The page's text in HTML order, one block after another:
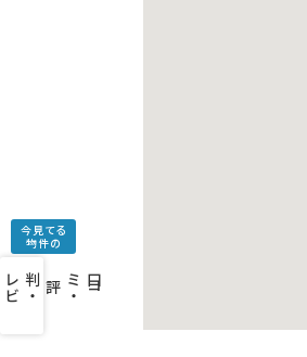
今見てる
物件の
口
コ
ミ
・
評 判
・
レ
ビ
ュ
ー
を
み